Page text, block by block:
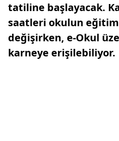
tatiline başlayacak.
saatleri okulun
değişirken, e-Okul
karneye erişilebiliyor.